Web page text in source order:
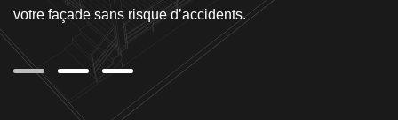
votre façade sans risque d’accidents.